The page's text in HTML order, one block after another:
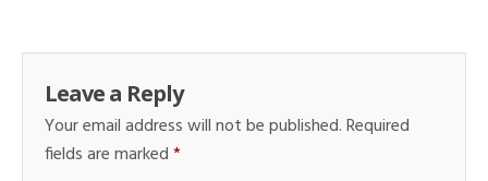
Leave a Reply
Your email address will not be published.Required
fields are marked*